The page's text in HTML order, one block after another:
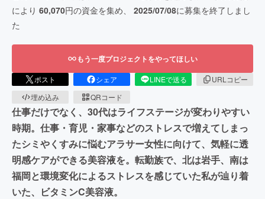
により 60,070円の資金を集め、 2025/07/08に募集を終了しまし
た
もう一度プロジェクトをやってほしい
ポスト シェア LINEで送る
URLコピー
埋め込み
QRコード
仕事だけでなく、30代はライフステージが変わりやすい
時期。仕事・育児・家事などのストレスで増えてしまっ
たシミやくすみに悩むアラサー女性に向けて、気軽に透
明感ケアができる美容液を。転勤族で、北は岩手、南は
福岡と環境変化によるストレスを感じていた私が辿り着
いた、ビタミンC美容液。